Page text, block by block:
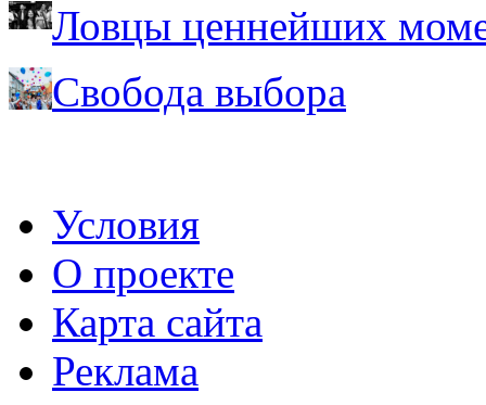
Ловцы ценнейших
Свобода выбора
Условия
О проекте
Карта сайта
Реклама